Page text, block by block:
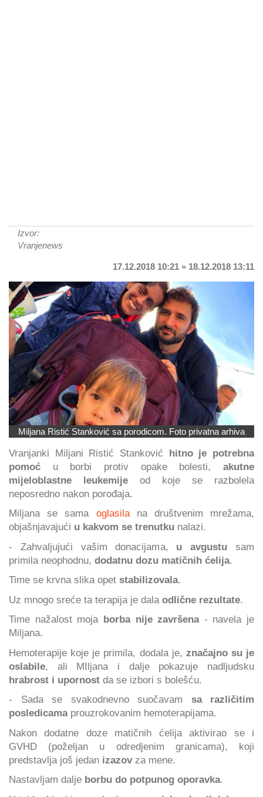
Izvor:
Vranjenews
17.12.2018 10:21 » 18.12.2018 13:11
Miljana Ristić Stanković sa porodicom. Foto privatna arhiva
Vranjanki Miljani Ristić Stanković hitno je potrebna
pomoć u borbi protiv opake bolesti, akutne
mijeloblastne leukemije od koje se razbolela
neposredno nakon porođaja.
Miljana se sama oglasilana društvenim mrežama,
objašnjavajući u kakvom se trenutku nalazi.
- Zahvaljujući vašim donacijama, u avgustu sam
primila neophodnu, dodatnu dozu matičnih ćelija.
Time se krvna slika opet stabilizovala.
Uz mnogo sreće ta terapija je dala odlične rezultate.
Time nažalost moja
borba nije završena- navela je
Miljana.
Hemoterapije koje je primila, dodala je, značajno su je
oslabile, ali MIljana i dalje pokazuje nadljudsku
hrabrost i upornost da se izbori s bolešću.
- Sada se svakodnevno suočavam sa različitim
posledicamaprouzrokovanim hemoterapijama.
Nakon dodatne doze matičnih ćelija aktivirao se i
GVHD (poželjan u odredjenim granicama), koji
predstavlja još jedan izazovza mene.
Nastavljam dalje borbu do potpunog oporavka.